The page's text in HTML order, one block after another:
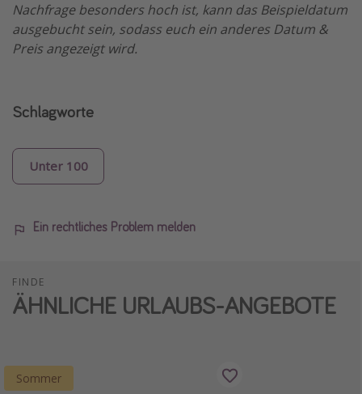
Nachfrage besonders hoch ist, kann das Beispieldatum
ausgebucht sein, sodass euch ein anderes Datum &
Preis angezeigt wird.
Schlagworte
Unter 100
Ein rechtliches Problem melden
FINDE
ÄHNLICHE URLAUBS-ANGEBOTE
Sommer